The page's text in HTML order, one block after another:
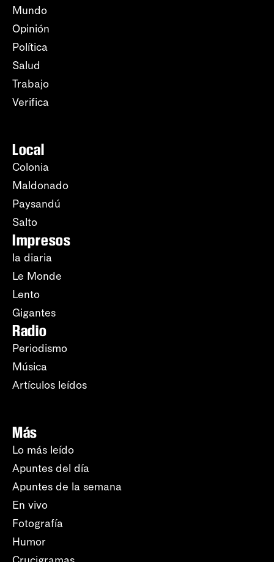
Mundo
Opinión
Política
Salud
Trabajo
Verifica
Local
Colonia
Maldonado
Paysandú
Salto
Impresos
la diaria
Le Monde
Lento
Gigantes
Radio
Periodismo
Música
Artículos leídos
Más
Lo más leído
Apuntes del día
Apuntes de la semana
En vivo
Fotografía
Humor